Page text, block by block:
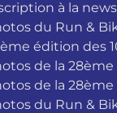
à la
du Run &
édition des
de la 28ème
de la 28ème
du Run &